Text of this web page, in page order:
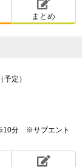
まとめ
定）
10分 ※サブエント